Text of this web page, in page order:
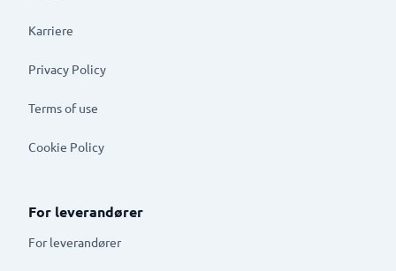
Karriere
Privacy Policy
Terms of use
Cookie Policy
For leverandører
For leverandører